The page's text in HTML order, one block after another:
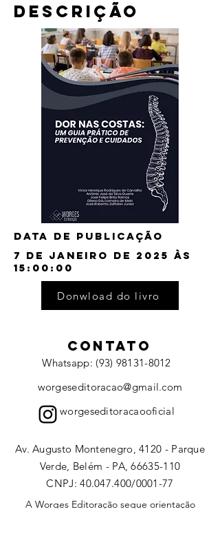
Descrição
Data de publicação
7 de janeiro de 2025 às
15:00:00
Donwload do livro
CONTATO
Whatsapp: (93) 98131-8012
worgeseditoracao@gmail.com
worgeseditoracaooficial
Av. Augusto Montenegro, 4120 - Parque
Verde, Belém - PA, 66635-110
CNPJ:40.047.400/0001-77
A Worges Editoração segue orientação